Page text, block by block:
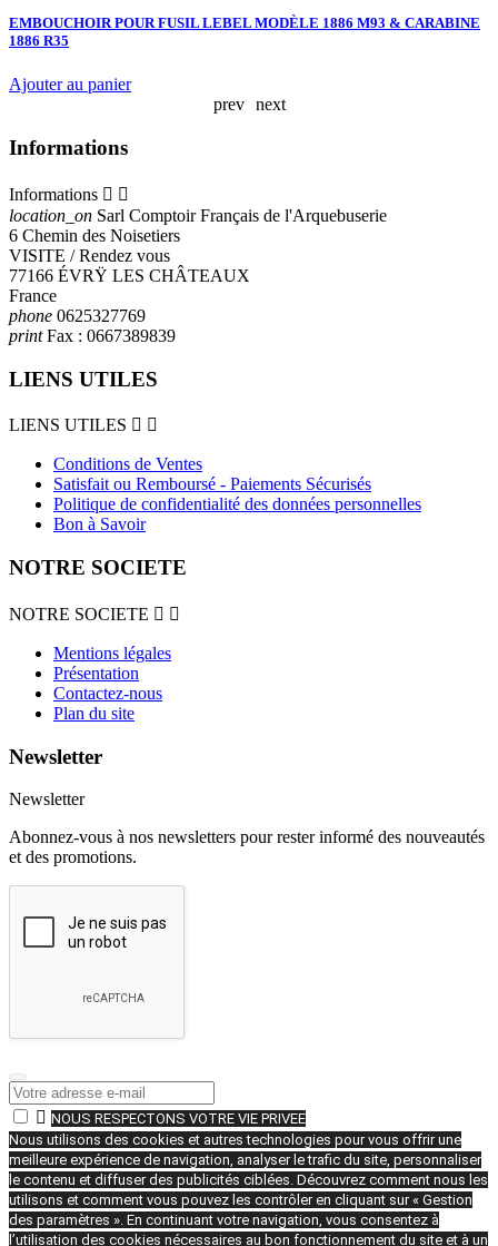
EMBOUCHOIR POUR FUSIL LEBEL MODÈLE 1886 M93 & CARABINE
1886 R35
Ajouter au panier
prev next
Informations
Informations  
location_on Sarl Comptoir Français de l'Arquebuserie
6 Chemin des Noisetiers
VISITE / Rendez vous
77166 ÉVRŸ LES CHÂTEAUX
France
phone 0625327769
printFax : 0667389839
LIENS UTILES
LIENS UTILES  
Conditions de Ventes
Satisfait ou Remboursé - Paiements Sécurisés
Politique de confidentialité des données personnelles
Bon à Savoir
NOTRE SOCIETE
NOTRE SOCIETE  
Mentions légales
Présentation
Contactez-nous
Plan du site
Newsletter
Newsletter
Abonnez-vous à nos newsletters pour rester informé des nouveautés
et des promotions.
 NOUS RESPECTONS VOTRE VIE PRIVEE
Nous utilisons des cookies et autres technologies pour vous offrir une
meilleure expérience de navigation, analyser le trafic du site, personnaliser
le contenu et diffuser des publicités ciblées. Découvrez comment nous les
utilisons et comment vous pouvez les contrôler en cliquant sur « Gestion
des paramètres ». En continuant votre navigation, vous consentez à
l’utilisation des cookies nécessaires au bon fonctionnement du site et à un